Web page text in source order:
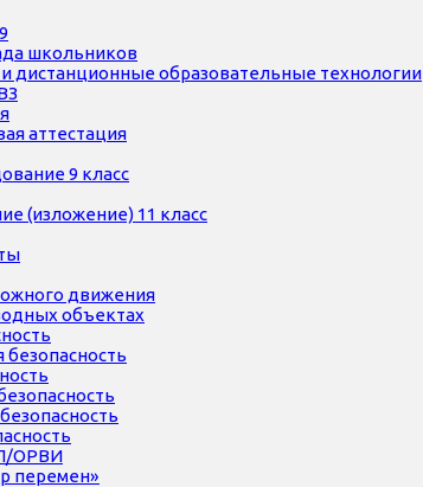
школьников
дистанционные образовательные технологии
аттестация
9 класс
(изложение) 11 класс
движения
объектах
безопасность
ОРВИ
перемен»